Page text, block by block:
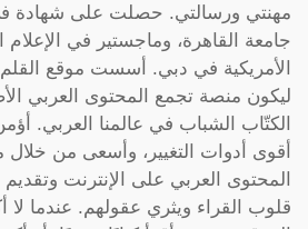
مهنتي ورسالتي. حصلت على شهادة
جامعة القاهرة، وماجستير في
الأمريكية في دبي. أسست موقع
ليكون منصة تجمع المحتوى العربي
الكتّاب الشباب في عالمنا العربي.
أقوى أدوات التغيير، وأسعى من خلال
المحتوى العربي على الإنترنت
قلوب القراء ويثري عقولهم. عندما لا